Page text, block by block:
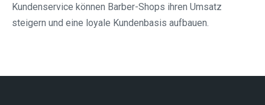
Kundenservice können Barber-Shops ihren Umsatz
steigern und eine loyale Kundenbasis aufbauen.